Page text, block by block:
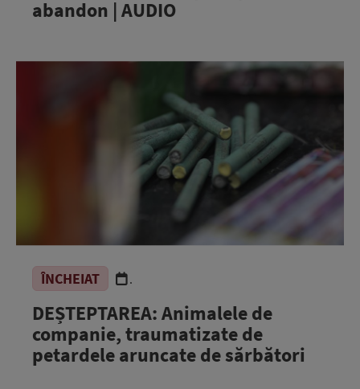
abandon | AUDIO
ÎNCHEIAT .
DEȘTEPTAREA: Animalele de
companie, traumatizate de
petardele aruncate de sărbători